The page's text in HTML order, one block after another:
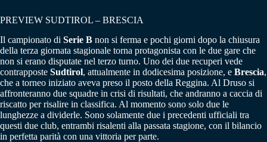
PREVIEW SUDTIROL – BRESCIA
Il campionato di Serie B non si ferma e pochi giorni dopo la chiusura
della terza giornata stagionale torna protagonista con le due gare che
non si erano disputate nel terzo turno. Uno dei due recuperi vede
contrapposte Sudtirol, attualmente in dodicesima posizione, e Brescia,
che a torneo iniziato aveva preso il posto della Reggina. Al Druso si
affronteranno due squadre in crisi di risultati, che andranno a caccia di
riscatto per risalire in classifica. Al momento sono solo due le
lunghezze a dividerle. Sono solamente due i precedenti ufficiali tra
questi due club, entrambi risalenti alla passata stagione, con il bilancio
in perfetta parità con una vittoria per parte.